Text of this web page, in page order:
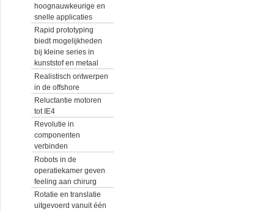
hoognauwkeurige en
snelle applicaties
Rapid prototyping
biedt mogelijkheden
bij kleine series in
kunststof en metaal
Realistisch ontwerpen
in de offshore
Reluctantie motoren
tot IE4
Revolutie in
componenten
verbinden
Robots in de
operatiekamer geven
feeling aan chirurg
Rotatie en translatie
uitgevoerd vanuit één